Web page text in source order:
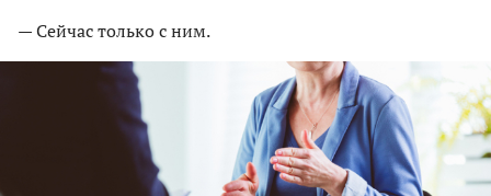
— Сейчас только с ним.